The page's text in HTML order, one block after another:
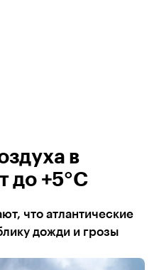
в
до +5°С
что атлантические
дожди и грозы